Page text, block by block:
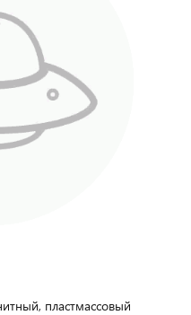
пластмассовый